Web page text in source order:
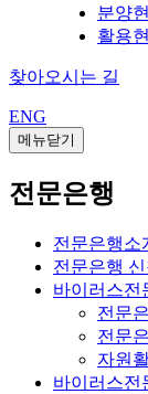
분양
활용
찾아오시는 길
ENG
메뉴닫기
전문은행
전문은행소
전문은행
바이러스전
전문
전문
자원
바이러스전